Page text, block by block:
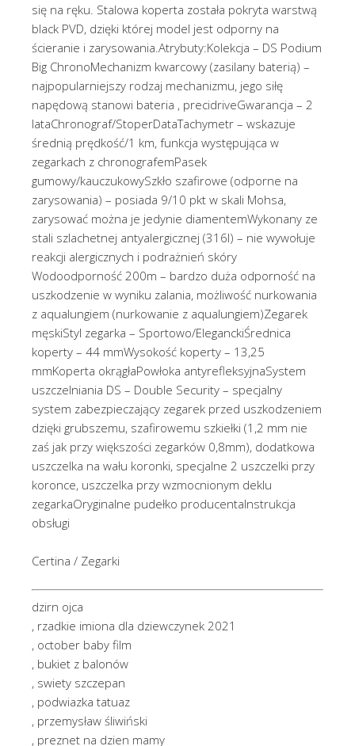
się na ręku. Stalowa koperta została pokryta warstwą
black PVD, dzięki której model jest odporny na
ścieranie i zarysowania.Atrybuty:Kolekcja – DS Podium
Big ChronoMechanizm kwarcowy (zasilany baterią) –
najpopularniejszy rodzaj mechanizmu, jego siłę
napędową stanowi bateria , precidriveGwarancja – 2
lataChronograf/StoperDataTachymetr – wskazuje
średnią prędkość/1 km, funkcja występująca w
zegarkach z chronografemPasek
gumowy/kauczukowySzkło szafirowe (odporne na
zarysowania) – posiada 9/10 pkt w skali Mohsa,
zarysować można je jedynie diamentemWykonany ze
stali szlachetnej antyalergicznej (316l) – nie wywołuje
reakcji alergicznych i podrażnień skóry
Wodoodporność 200m – bardzo duża odporność na
uszkodzenie w wyniku zalania, możliwość nurkowania
z aqualungiem (nurkowanie z aqualungiem)Zegarek
męskiStyl zegarka – Sportowo/EleganckiŚrednica
koperty – 44 mmWysokość koperty – 13,25
mmKoperta okrągłaPowłoka antyrefleksyjnaSystem
uszczelniania DS – Double Security – specjalny
system zabezpieczający zegarek przed uszkodzeniem
dzięki grubszemu, szafirowemu szkiełki (1,2 mm nie
zaś jak przy większości zegarków 0,8mm), dodatkowa
uszczelka na wału koronki, specjalne 2 uszczelki przy
koronce, uszczelka przy wzmocnionym deklu
zegarkaOryginalne pudełko producentaInstrukcja
obsługi
Certina / Zegarki
dzirn ojca
, rzadkie imiona dla dziewczynek 2021
, october baby film
, bukiet z balonów
, swiety szczepan
, podwiazka tatuaz
, przemysław śliwiński
, preznet na dzien mamy